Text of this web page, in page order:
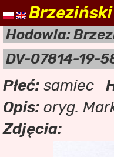
Hodowla:
DV-07814-19-
Płeć: samiec
Opis: oryg.
Zdjęcia: